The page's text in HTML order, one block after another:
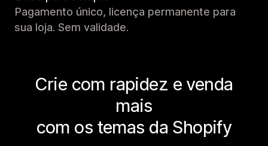
Pagamento único, licença permanente para
sua loja. Sem validade.
Crie com rapidez e venda
mais
com os temas da Shopify